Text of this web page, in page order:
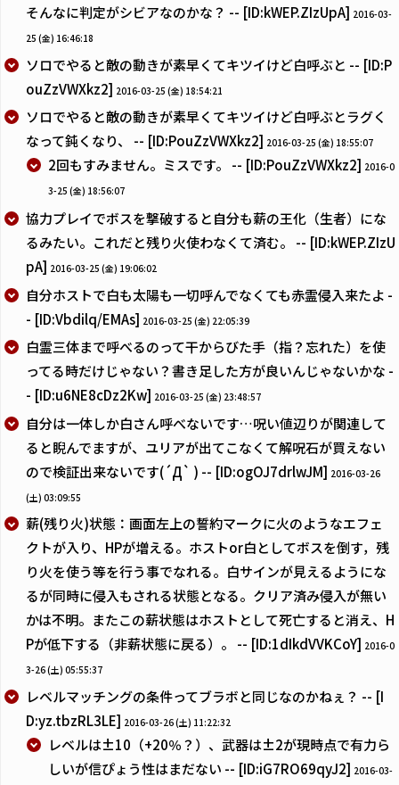
そんなに判定がシビアなのかな？ -- [ID:kWEP.ZIzUpA] 2016-03-
25 (金) 16:46:18
ソロでやると敵の動きが素早くてキツイけど白呼ぶと -- [ID:P
ouZzVWXkz2] 2016-03-25 (金) 18:54:21
ソロでやると敵の動きが素早くてキツイけど白呼ぶとラグく
なって鈍くなり、 -- [ID:PouZzVWXkz2] 2016-03-25 (金) 18:55:07
2回もすみません。ミスです。 -- [ID:PouZzVWXkz2] 2016-0
3-25 (金) 18:56:07
協力プレイでボスを撃破すると自分も薪の王化（生者）にな
るみたい。これだと残り火使わなくて済む。 -- [ID:kWEP.ZIzU
pA] 2016-03-25 (金) 19:06:02
自分ホストで白も太陽も一切呼んでなくても赤霊侵入来たよ -
- [ID:Vbdilq/EMAs] 2016-03-25 (金) 22:05:39
白霊三体まで呼べるのって干からびた手（指？忘れた）を使
ってる時だけじゃない？書き足した方が良いんじゃないかな -
- [ID:u6NE8cDz2Kw] 2016-03-25 (金) 23:48:57
自分は一体しか白さん呼べないです…呪い値辺りが関連して
ると睨んでますが、ユリアが出てこなくて解呪石が買えない
ので検証出来ないです(´Д` ) -- [ID:ogOJ7drlwJM] 2016-03-26
(土) 03:09:55
薪(残り火)状態：画面左上の誓約マークに火のようなエフェ
クトが入り、HPが増える。ホストor白としてボスを倒す，残
り火を使う等を行う事でなれる。白サインが見えるようにな
るが同時に侵入もされる状態となる。クリア済み侵入が無い
かは不明。またこの薪状態はホストとして死亡すると消え、H
Pが低下する（非薪状態に戻る）。 -- [ID:1dIkdVVKCoY] 2016-0
3-26 (土) 05:55:37
レベルマッチングの条件ってブラボと同じなのかねぇ？ -- [I
D:yz.tbzRL3LE] 2016-03-26 (土) 11:22:32
レベルは±10（+20％？）、武器は±2が現時点で有力ら
しいが信ぴょう性はまだない -- [ID:iG7RO69qyJ2] 2016-03-